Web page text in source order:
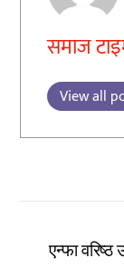
समाज
View all
एन्फा वरिष्ठ